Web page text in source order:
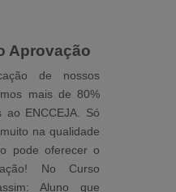
Aprovação
de nossos
mais de 80%
ao ENCCEJA. Só
na qualidade
pode oferecer o
No Curso
Aluno que